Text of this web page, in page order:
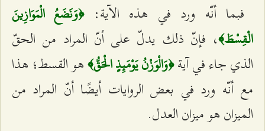
فبما أنّه ورد في هذه الآية:﴿وَنَضَعُ الْمَوَازِينَ
الْقِسْطَ﴾، فإنّ ذلك يدلّ على أنّ المراد من الحقّ
الذي جاء في آية﴿وَالْوَزْنُ يَوْمَئِذٍ الْحَقُّ﴾هو القسط؛ هذا
مع أنّه ورد في بعض الروايات أيضًا أنّ المراد من
الميزان هو ميزان العدل.